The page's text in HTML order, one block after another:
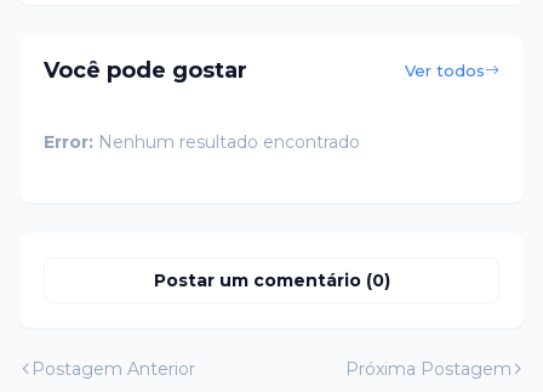
Você pode gostar Ver todos
Error: Nenhum resultado encontrado
Postar um comentário (0)
Postagem Anterior Próxima Postagem